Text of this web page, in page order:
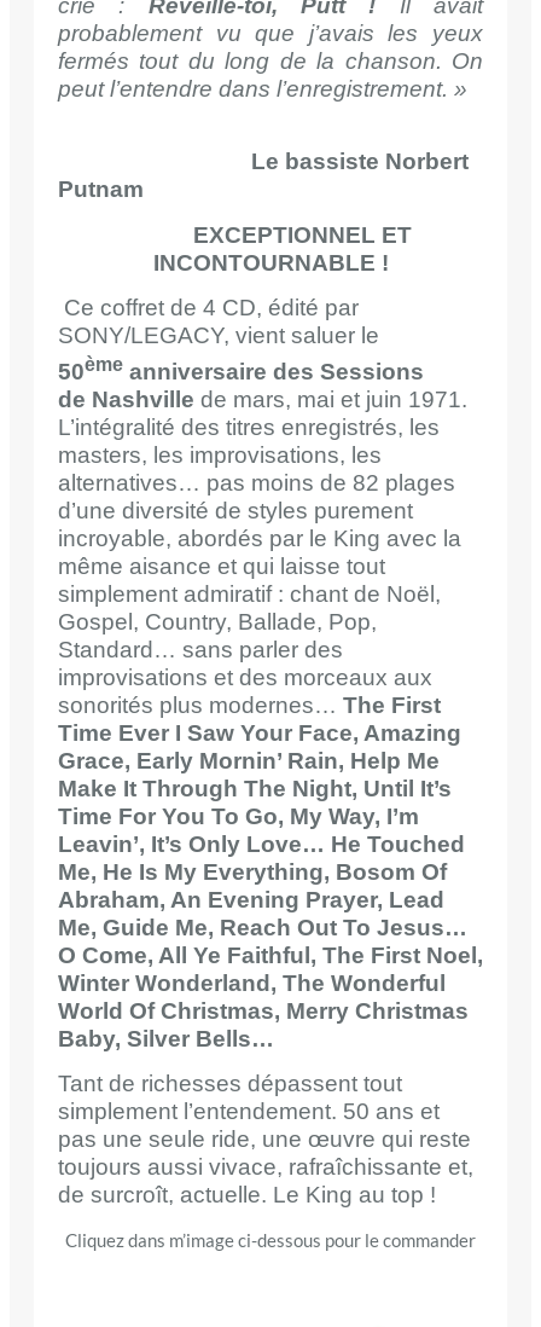
probablement vu que j’avais les yeux
fermés tout du long de la chanson. On
peut l’entendre dans l’enregistrement. »
Le bassiste Norbert
Putnam
EXCEPTIONNEL ET
INCONTOURNABLE !
Ce coffret de 4 CD, édité par
SONY/LEGACY, vient saluer le
50ème anniversaire des Sessions
de Nashville de mars, mai et juin 1971.
L’intégralité des titres enregistrés, les
masters, les improvisations, les
alternatives… pas moins de 82 plages
d’une diversité de styles purement
incroyable, abordés par le King avec la
même aisance et qui laisse tout
simplement admiratif : chant de Noël,
Gospel, Country, Ballade, Pop,
Standard… sans parler des
improvisations et des morceaux aux
sonorités plus modernes… The First
Time Ever I Saw Your Face, Amazing
Grace, Early Mornin’ Rain, Help Me
Make It Through The Night, Until It’s
Time For You To Go, My Way, I’m
Leavin’, It’s Only Love… He Touched
Me, He Is My Everything, Bosom Of
Abraham, An Evening Prayer, Lead
Me, Guide Me, Reach Out To Jesus…
O Come, All Ye Faithful, The First Noel,
Winter Wonderland, The Wonderful
World Of Christmas, Merry Christmas
Baby, Silver Bells…
Tant de richesses dépassent tout
simplement l’entendement. 50 ans et
pas une seule ride, une œuvre qui reste
toujours aussi vivace, rafraîchissante et,
de surcroît, actuelle. Le King au top !
Cliquez dans m’image ci-dessous pour le commander